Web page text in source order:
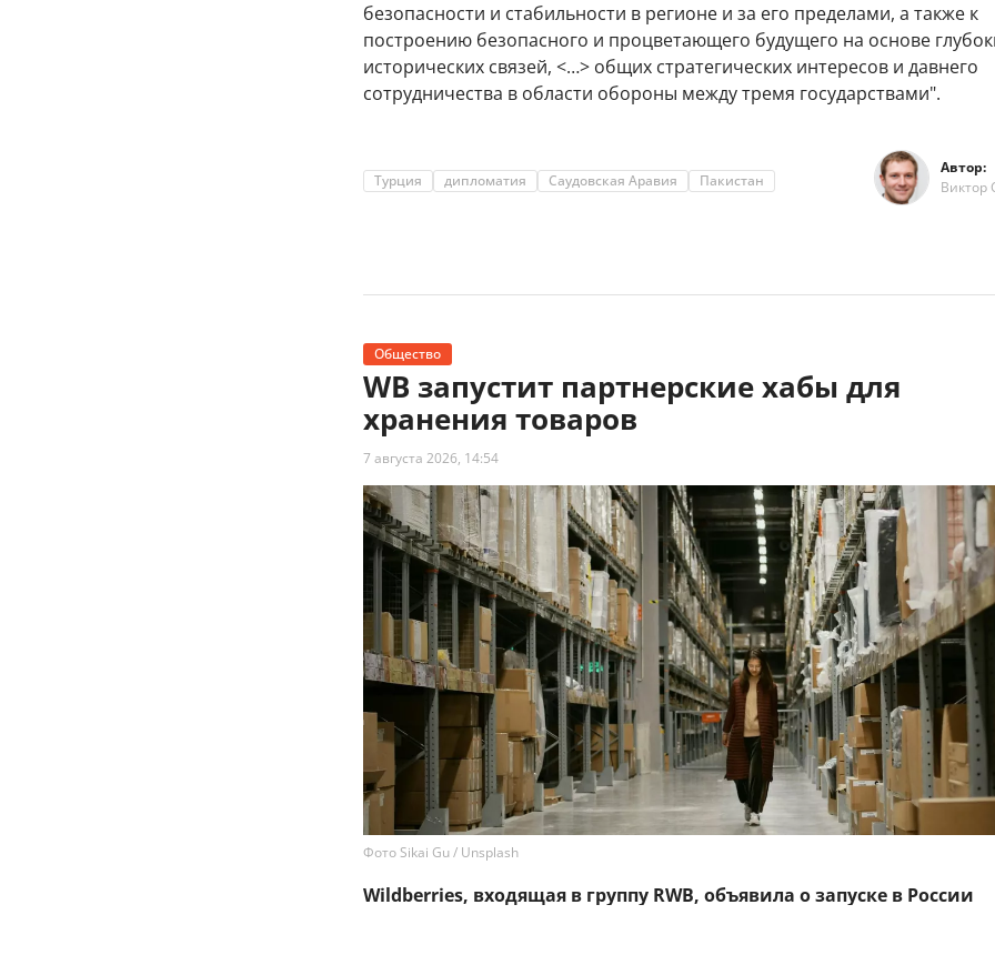
безопасности и стабильности в регионе и за его пределами, а также к
построению безопасного и процветающего будущего на основе
исторических связей, <…> общих стратегических интересов и давнего
сотрудничества в области обороны между тремя государствами".
Турция дипломатия Саудовская Аравия Пакистан
Автор:
Виктор
Общество
WB запустит партнерские хабы для
хранения товаров
7 августа 2026, 14:54
Фото Sikai Gu / Unsplash
Wildberries, входящая в группу RWB, объявила о запуске в России